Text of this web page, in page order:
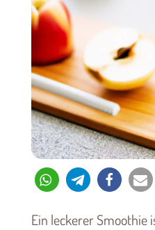
Ein leckerer Smoothie